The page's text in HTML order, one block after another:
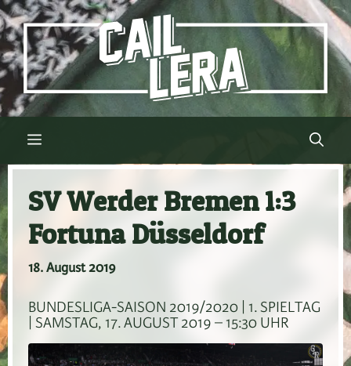
Zum
Inhalt
springen
Menü
SV Werder Bremen 1:3
Fortuna Düsseldorf
18. August 2019
BUNDESLIGA-SAISON 2019/2020 | 1. SPIELTAG
| SAMSTAG, 17. AUGUST 2019 – 15:30 UHR